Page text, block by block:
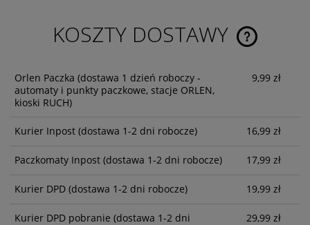
KOSZTY DOSTAWY
CENA NIE
Orlen Paczka (dostawa 1 dzień roboczy -
automaty i punkty paczkowe, stacje ORLEN,
kioski RUCH)
9,99 zł
Kurier Inpost (dostawa 1-2 dni robocze) 16,99 zł
Paczkomaty Inpost (dostawa 1-2 dni robocze) 17,99 zł
Kurier DPD (dostawa 1-2 dni robocze) 19,99 zł
Kurier DPD pobranie (dostawa 1-2 dni
29,99 zł